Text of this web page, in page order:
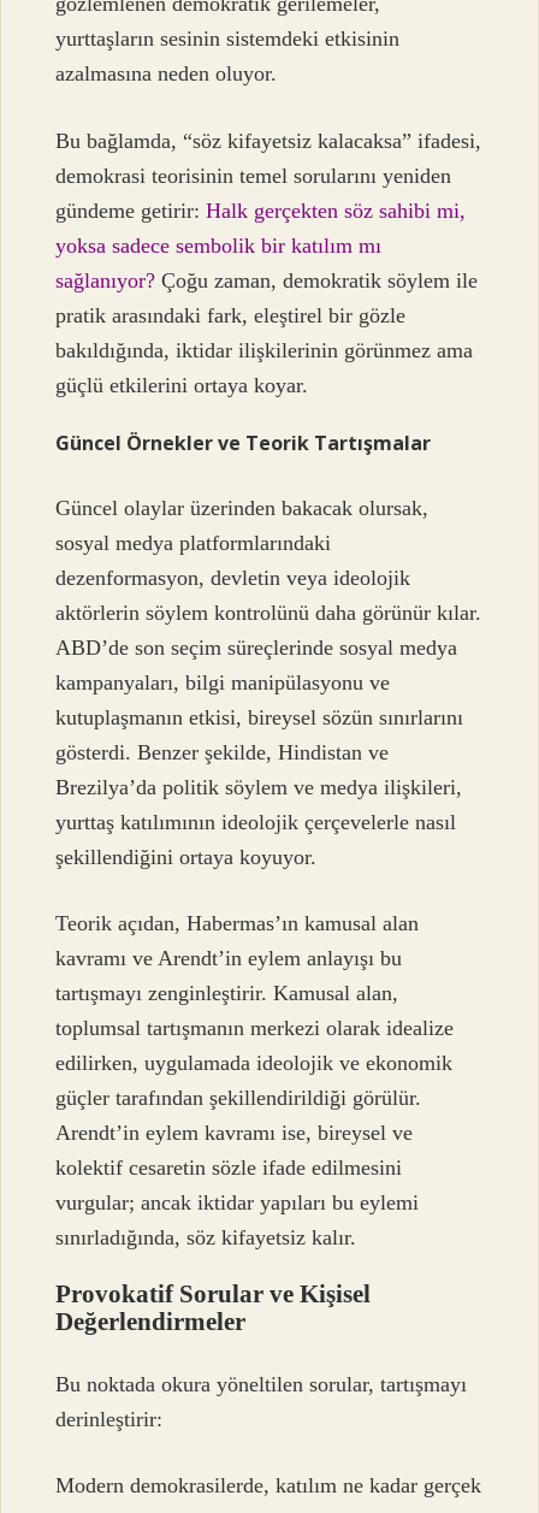
yurttaşların sesinin sistemdeki etkisinin
azalmasına neden oluyor.
Bu bağlamda, “söz kifayetsiz kalacaksa” ifadesi,
demokrasi teorisinin temel sorularını yeniden
gündeme getirir:Halk gerçekten söz sahibi mi,
yoksa sadece sembolik bir katılım mı
sağlanıyor? Çoğu zaman, demokratik söylem ile
pratik arasındaki fark, eleştirel bir gözle
bakıldığında, iktidar ilişkilerinin görünmez ama
güçlü etkilerini ortaya koyar.
Güncel Örnekler ve Teorik Tartışmalar
Güncel olaylar üzerinden bakacak olursak,
sosyal medya platformlarındaki
dezenformasyon, devletin veya ideolojik
aktörlerin söylem kontrolünü daha görünür kılar.
ABD’de son seçim süreçlerinde sosyal medya
kampanyaları, bilgi manipülasyonu ve
kutuplaşmanın etkisi, bireysel sözün sınırlarını
gösterdi. Benzer şekilde, Hindistan ve
Brezilya’da politik söylem ve medya ilişkileri,
yurttaş katılımının ideolojik çerçevelerle nasıl
şekillendiğini ortaya koyuyor.
Teorik açıdan, Habermas’ın kamusal alan
kavramı ve Arendt’in eylem anlayışı bu
tartışmayı zenginleştirir. Kamusal alan,
toplumsal tartışmanın merkezi olarak idealize
edilirken, uygulamada ideolojik ve ekonomik
güçler tarafından şekillendirildiği görülür.
Arendt’in eylem kavramı ise, bireysel ve
kolektif cesaretin sözle ifade edilmesini
vurgular; ancak iktidar yapıları bu eylemi
sınırladığında, söz kifayetsiz kalır.
Provokatif Sorular ve Kişisel
Değerlendirmeler
Bu noktada okura yöneltilen sorular, tartışmayı
derinleştirir:
Modern demokrasilerde, katılım ne kadar gerçek